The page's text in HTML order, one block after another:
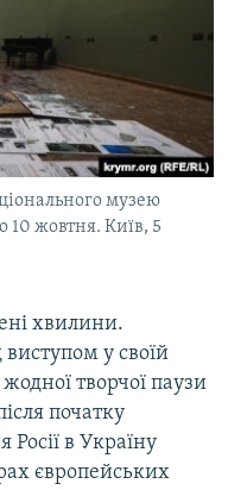
музею
10 жовтня. Київ, 5
хвилини.
у своїй
творчої паузи
початку
в Україну
європейських